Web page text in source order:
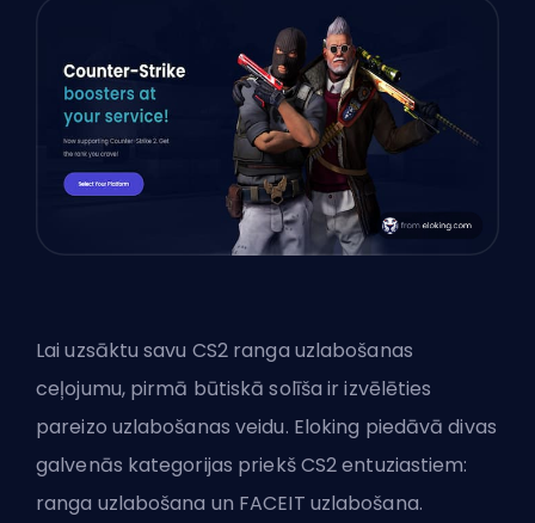
Lai uzsāktu savu CS2 ranga uzlabošanas
ceļojumu, pirmā būtiskā solīša ir izvēlēties
pareizo uzlabošanas veidu. Eloking piedāvā divas
galvenās kategorijas priekš CS2 entuziastiem:
ranga uzlabošana un FACEIT uzlabošana.